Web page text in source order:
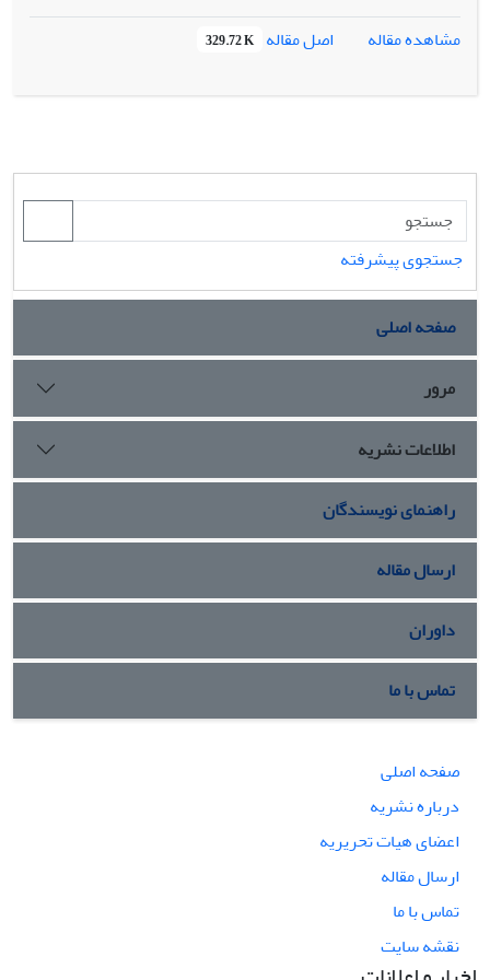
درصد بازدارندگی آلودگی باکتریایی را فراهم کرد. همچنین
در کشت درون شیشه‌ای نتایج موثری داشت.
مشاهده مقاله
اصل مقاله 329.72 K
جستجوی پیشرفته
صفحه اصلی
مرور
اطلاعات نشریه
راهنمای نویسندگان
ارسال مقاله
داوران
تماس با ما
صفحه اصلی
درباره نشریه
اعضای هیات تحریریه
ارسال مقاله
تماس با ما
نقشه سایت